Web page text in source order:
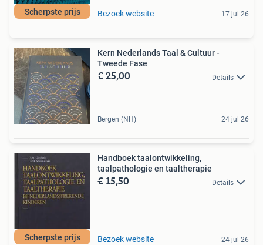
Scherpste prijs Bezoek website 17 jul 26
Kern Nederlands Taal & Cultuur -
Tweede Fase
€ 25,00 Details
Bergen (NH) 24 jul 26
Scherpste prijs
Handboek taalontwikkeling,
taalpathologie en taaltherapie
€ 15,50 Details
Bezoek website 24 jul 26